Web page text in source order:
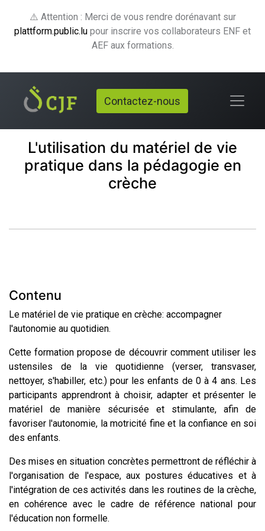
⚠️ Attention : Merci de vous rendre dorénavant sur
plattform.public.lu pour inscrire vos collaborateurs ENF et
AEF aux formations.
Contactez-nous
L'utilisation du matériel de vie
pratique dans la pédagogie en
crèche
Contenu
Le matériel de vie pratique en crèche: accompagner
l'autonomie au quotidien.
Cette formation propose de découvrir comment utiliser les
ustensiles de la vie quotidienne (verser, transvaser,
nettoyer, s'habiller, etc.) pour les enfants de 0 à 4 ans. Les
participants apprendront à choisir, adapter et présenter le
matériel de manière sécurisée et stimulante, afin de
favoriser l'autonomie, la motricité fine et la confiance en soi
des enfants.
Des mises en situation concrètes permettront de réfléchir à
l'organisation de l'espace, aux postures éducatives et à
l'intégration de ces activités dans les routines de la crèche,
en cohérence avec le cadre de référence national pour
l'éducation non formelle.